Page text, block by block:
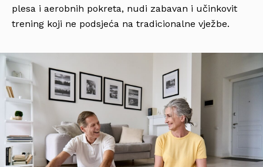
plesa i aerobnih pokreta, nudi zabavan i učinkovit
trening koji ne podsjeća na tradicionalne vježbe.